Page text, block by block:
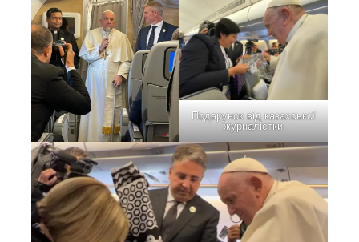
Подарунок від казахської
журналістки